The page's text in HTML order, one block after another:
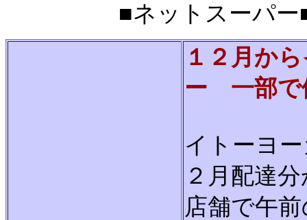
■ネットスーパ
１２月か
ー 一部で
イトーヨ
２月配達
店舗で午